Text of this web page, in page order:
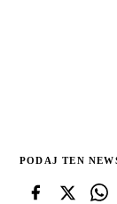
PODAJ TEN